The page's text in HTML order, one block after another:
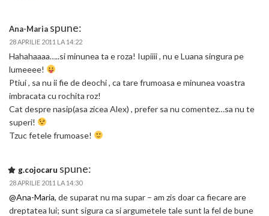
Ana-Maria spune:
28 APRILIE 2011 LA 14:22
Hahahaaaa…..si minunea ta e roza! Iupiiii , nu e Luana singura pe
lumeeee!
Ptiui , sa nu ii fie de deochi , ca tare frumoasa e minunea voastra
imbracata cu rochita roz!
Cat despre nasip(asa zicea Alex) , prefer sa nu comentez…sa nu te
superi!
Tzuc fetele frumoase!
g.cojocaru spune:
28 APRILIE 2011 LA 14:30
@Ana-Maria, de suparat nu ma supar – am zis doar ca fiecare are
dreptatea lui; sunt sigura ca si argumetele tale sunt la fel de bune